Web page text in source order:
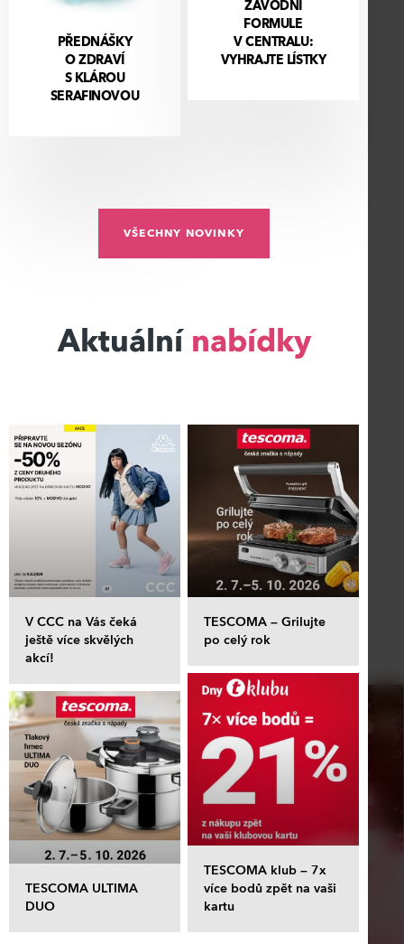
PŘEDNÁŠKY
O ZDRAVÍ
S KLÁROU
SERAFINOVOU
ZÁVODNÍ
FORMULE
V CENTRALU:
VYHRAJTE LÍSTKY
VŠECHNY NOVINKY
Aktuální nabídky
V CCC na Vás čeká
ještě více skvělých
akcí!
TESCOMA – Grilujte
po celý rok
TESCOMA ULTIMA
DUO
TESCOMA klub – 7x
více bodů zpět na vaši
kartu